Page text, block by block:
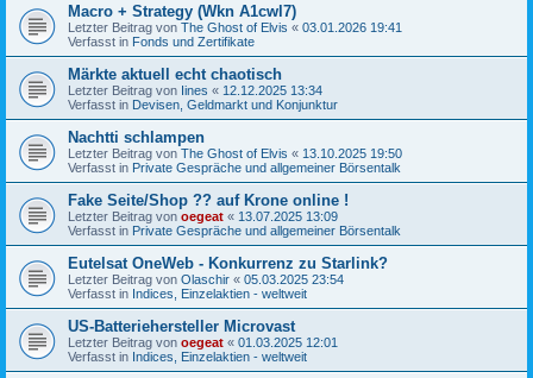
Macro + Strategy (Wkn A1cwl7)
Letzter Beitrag von The Ghost of Elvis « 03.01.2026 19:41
Verfasst in Fonds und Zertifikate
Märkte aktuell echt chaotisch
Letzter Beitrag von Iines « 12.12.2025 13:34
Verfasst in Devisen, Geldmarkt und Konjunktur
Nachtti schlampen
Letzter Beitrag von The Ghost of Elvis « 13.10.2025 19:50
Verfasst in Private Gespräche und allgemeiner Börsentalk
Fake Seite/Shop ?? auf Krone online !
Letzter Beitrag von oegeat « 13.07.2025 13:09
Verfasst in Private Gespräche und allgemeiner Börsentalk
Eutelsat OneWeb - Konkurrenz zu Starlink?
Letzter Beitrag von Olaschir « 05.03.2025 23:54
Verfasst in Indices, Einzelaktien - weltweit
US-Batteriehersteller Microvast
Letzter Beitrag von oegeat « 01.03.2025 12:01
Verfasst in Indices, Einzelaktien - weltweit